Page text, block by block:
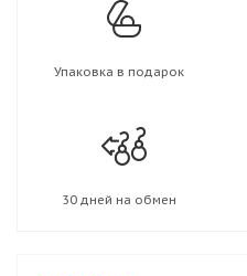
Упаковка в подарок
30 дней на обмен